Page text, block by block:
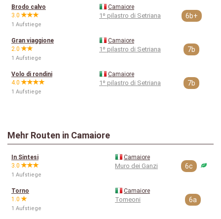
Brodo calvo
3.0
1 Aufstiege
Camaiore
1º pilastro di Setriana 6b+
Gran viaggione
2.0
1 Aufstiege
Camaiore
1º pilastro di Setriana 7b
Volo di rondini
4.0
1 Aufstiege
Camaiore
1º pilastro di Setriana 7b
Mehr Routen in Camaiore
In Sintesi
3.0
1 Aufstiege
Camaiore
Muro dei Ganzi 6c
Torno
1.0
1 Aufstiege
Camaiore
Tomeoni 6a